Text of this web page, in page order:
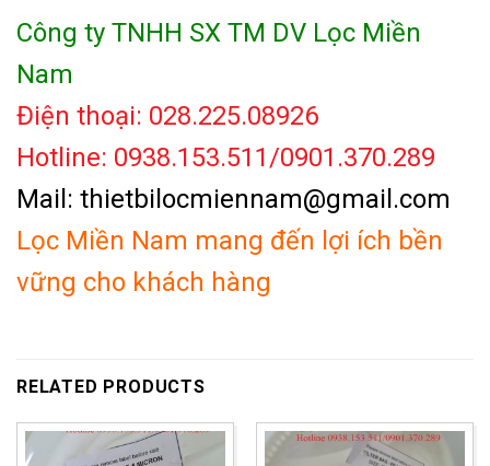
Công ty TNHH SX TM DV Lọc Miền
Nam
Điện thoại: 028.225.08926
Hotline: 0938.153.511/0901.370.289
Mail: thietbilocmiennam@gmail.com
Lọc Miền Nam mang đến lợi ích bền
vững cho khách hàng
RELATED PRODUCTS